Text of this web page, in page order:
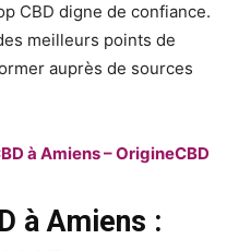
CBD digne de confiance.
meilleurs points de
auprès de sources
à Amiens – OrigineCBD
à Amiens :